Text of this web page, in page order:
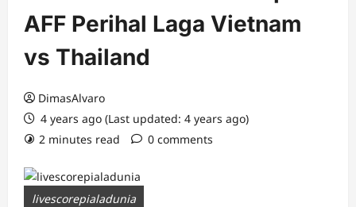
AFF Perihal Laga Vietnam
vs Thailand
DimasAlvaro
4 years ago (Last updated: 4 years ago)
2 minutes read
0 comments
livescorepialadunia